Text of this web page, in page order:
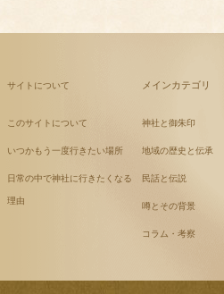
サイトについて
このサイトについて
いつかもう一度行きたい場所
日常の中で神社に行きたくなる
理由
メインカテゴリ
神社と御朱印
地域の歴史と伝承
民話と伝説
噂とその背景
コラム・考察